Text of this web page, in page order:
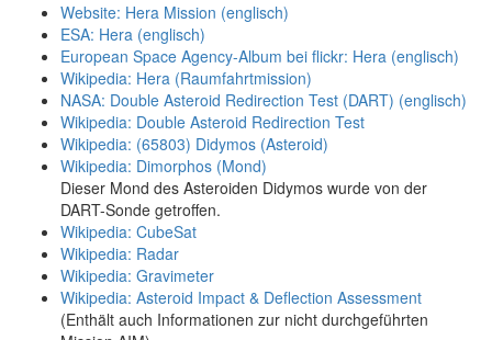
Website: Hera Mission (englisch)
ESA: Hera (englisch)
European Space Agency-Album bei flickr: Hera (englisch)
Wikipedia: Hera (Raumfahrtmission)
NASA: Double Asteroid Redirection Test (DART) (englisch)
Wikipedia: Double Asteroid Redirection Test
Wikipedia: (65803) Didymos (Asteroid)
Wikipedia: Dimorphos (Mond)
Dieser Mond des Asteroiden Didymos wurde von der
DART-Sonde getroffen.
Wikipedia: CubeSat
Wikipedia: Radar
Wikipedia: Gravimeter
Wikipedia: Asteroid Impact & Deflection Assessment
(Enthält auch Informationen zur nicht durchgeführten